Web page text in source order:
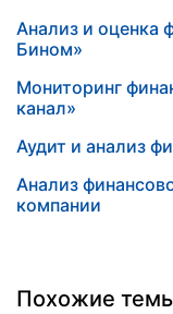
Анализ и оценка
Бином»
Мониторинг
канал»
Аудит и анализ
Анализ
компании
Похожие